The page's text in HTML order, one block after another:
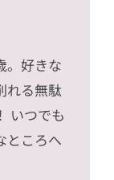
。好きな
れる無駄
いつでも
ところへ